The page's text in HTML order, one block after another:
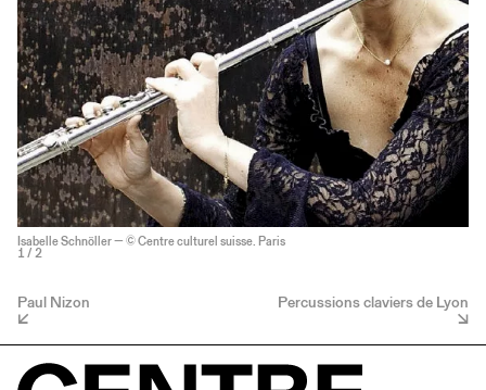
Isabelle Schnöller — © Centre culturel suisse. Paris
1 / 2
Paul Nizon Percussions claviers de Lyon